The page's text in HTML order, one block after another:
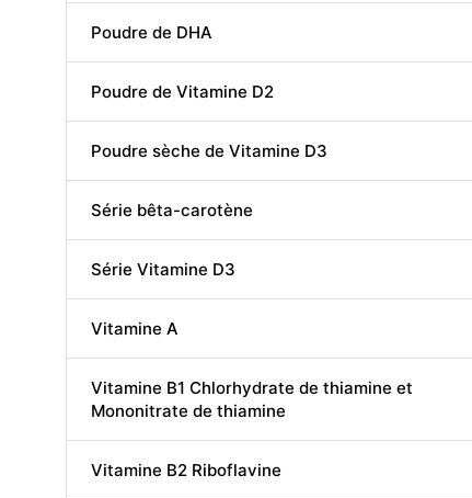
Poudre de DHA
Poudre de Vitamine D2
Poudre sèche de Vitamine D3
Série bêta-carotène
Série Vitamine D3
Vitamine A
Vitamine B1 Chlorhydrate de thiamine et
Mononitrate de thiamine
Vitamine B2 Riboflavine